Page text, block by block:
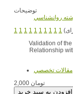
توضیحات
روانشناسي
1 1 1 1 1 1 1 1 1 1
Validation of
Relationship
مقالات تخصصي
2,000 تومان